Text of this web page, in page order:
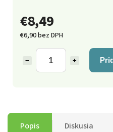
€8,49
€6,90 bez DPH
+
−
Popis Diskusia